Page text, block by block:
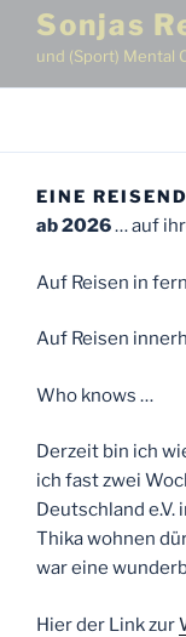
Sonjas
und (Sport) Mental
EINE
ab 2026… auf
Auf Reisen in
Auf Reisen
Who knows …
Derzeit bin ich
ich fast zwei
Deutschland e.V.
Thika wohnen
war eine
Hier der Link zur